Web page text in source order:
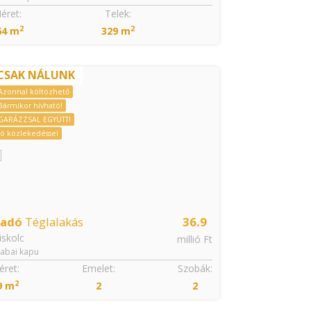
m2
Telek:
329 m2
NÁLUNK
költözhető
hívható!
EGYÜTT!
közlekedéssel
36.9
millió Ft
Téglalakás
kapu
Szobák:
2
m2
Emelet:
2